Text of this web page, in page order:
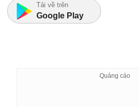
Tải về trên
Google Play